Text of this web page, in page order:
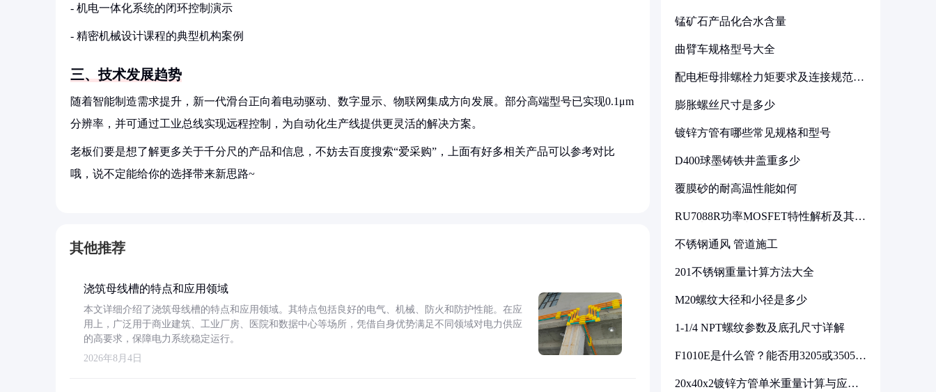
- 机电一体化系统的闭环控制演示
- 精密机械设计课程的典型机构案例
三、技术发展趋势
随着智能制造需求提升，新一代滑台正向着电动驱动、数字显示、物联网集成方向发展。部分高端型号已实现0.1μm
分辨率，并可通过工业总线实现远程控制，为自动化生产线提供更灵活的解决方案。
老板们要是想了解更多关于千分尺的产品和信息，不妨去百度搜索“爱采购”，上面有好多相关产品可以参考对比
哦，说不定能给你的选择带来新思路~
其他推荐
浇筑母线槽的特点和应用领域
本文详细介绍了浇筑母线槽的特点和应用领域。其特点包括良好的电气、机械、防火和防护性能。在应
用上，广泛用于商业建筑、工业厂房、医院和数据中心等场所，凭借自身优势满足不同领域对电力供应
的高要求，保障电力系统稳定运行。
2026年8月4日
锰矿石产品化合水含量
曲臂车规格型号大全
配电柜母排螺栓力矩要求及连接规范详
膨胀螺丝尺寸是多少
镀锌方管有哪些常见规格和型号
D400球墨铸铁井盖重多少
覆膜砂的耐高温性能如何
RU7088R功率MOSFET特性解析及其在
不锈钢通风 管道施工
201不锈钢重量计算方法大全
M20螺纹大径和小径是多少
1-1/4 NPT螺纹参数及底孔尺寸详解
F1010E是什么管？能否用3205或3505代
20x40x2镀锌方管单米重量计算与应用